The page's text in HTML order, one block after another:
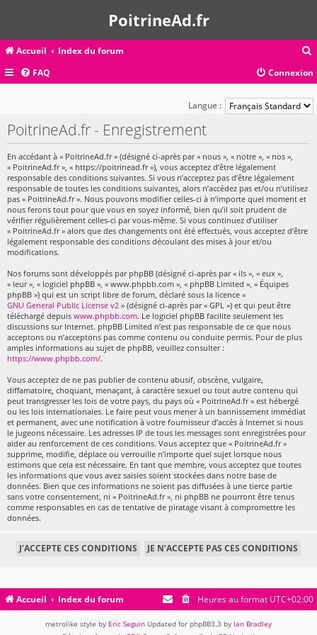
PoitrineAd.fr
Accueil Index du forum
c
FAQ Connexion
Langue :
PoitrineAd.fr - Enregistrement
En accédant à « PoitrineAd.fr » (désigné ci-après par « nous », « notre », « nos »,
« PoitrineAd.fr », « https://poitrinead.fr »), vous acceptez d’être légalement
responsable des conditions suivantes. Si vous n’acceptez pas d’être légalement
responsable de toutes les conditions suivantes, alors n’accédez pas et/ou n’utilisez
pas « PoitrineAd.fr ». Nous pouvons modifier celles-ci à n’importe quel moment et
nous ferons tout pour que vous en soyez informé, bien qu’il soit prudent de
vérifier régulièrement celles-ci par vous-même. Si vous continuez d’utiliser
« PoitrineAd.fr » alors que des changements ont été effectués, vous acceptez d’être
légalement responsable des conditions découlant des mises à jour et/ou
modifications.
Nos forums sont développés par phpBB (désigné ci-après par « ils », « eux »,
« leur », « logiciel phpBB », « www.phpbb.com », « phpBB Limited », « Équipes
phpBB ») qui est un script libre de forum, déclaré sous la licence «
GNU General Public License v2 » (désigné ci-après par « GPL ») et qui peut être
téléchargé depuis www.phpbb.com. Le logiciel phpBB facilite seulement les
discussions sur Internet. phpBB Limited n’est pas responsable de ce que nous
acceptons ou n’acceptons pas comme contenu ou conduite permis. Pour de plus
amples informations au sujet de phpBB, veuillez consulter :
https://www.phpbb.com/.
Vous acceptez de ne pas publier de contenu abusif, obscène, vulgaire,
diffamatoire, choquant, menaçant, à caractère sexuel ou tout autre contenu qui
peut transgresser les lois de votre pays, du pays où « PoitrineAd.fr » est hébergé
ou les lois internationales. Le faire peut vous mener à un bannissement immédiat
et permanent, avec une notification à votre fournisseur d’accès à Internet si nous
le jugeons nécessaire. Les adresses IP de tous les messages sont enregistrées pour
aider au renforcement de ces conditions. Vous acceptez que « PoitrineAd.fr »
supprime, modifie, déplace ou verrouille n’importe quel sujet lorsque nous
estimons que cela est nécessaire. En tant que membre, vous acceptez que toutes
les informations que vous avez saisies soient stockées dans notre base de
données. Bien que ces informations ne soient pas diffusées à une tierce partie
sans votre consentement, ni « PoitrineAd.fr », ni phpBB ne pourront être tenus
comme responsables en cas de tentative de piratage visant à compromettre les
données.
Accueil Index du forum Heures au format UTC+02:00
metrolike style by Eric Seguin Updated for phpBB3.3 by Ian Bradley